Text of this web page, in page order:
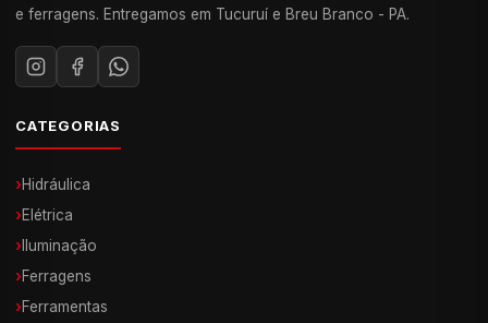
e ferragens. Entregamos em Tucuruí e Breu Branco - PA.
CATEGORIAS
›Hidráulica
›Elétrica
› Iluminação
›Ferragens
›Ferramentas